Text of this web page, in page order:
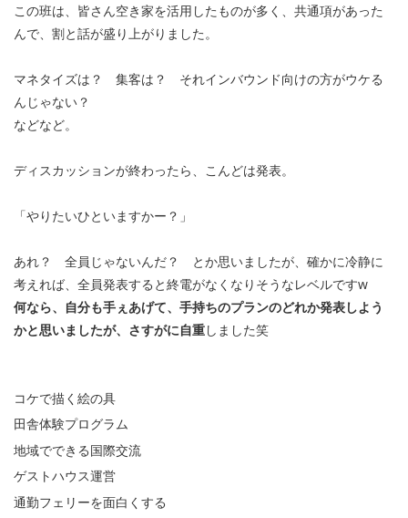
この班は、皆さん空き家を活用したものが多く、共通項があった
んで、割と話が盛り上がりました。
マネタイズは？ 集客は？ それインバウンド向けの方がウケる
んじゃない？
などなど。
ディスカッションが終わったら、こんどは発表。
「やりたいひといますかー？」
あれ？ 全員じゃないんだ？ とか思いましたが、確かに冷静に
考えれば、全員発表すると終電がなくなりそうなレベルですw
何なら、自分も手ぇあげて、手持ちのプランのどれか発表しよう
かと思いましたが、さすがに自重しました笑
コケで描く絵の具
田舎体験プログラム
地域でできる国際交流
ゲストハウス運営
通勤フェリーを面白くする